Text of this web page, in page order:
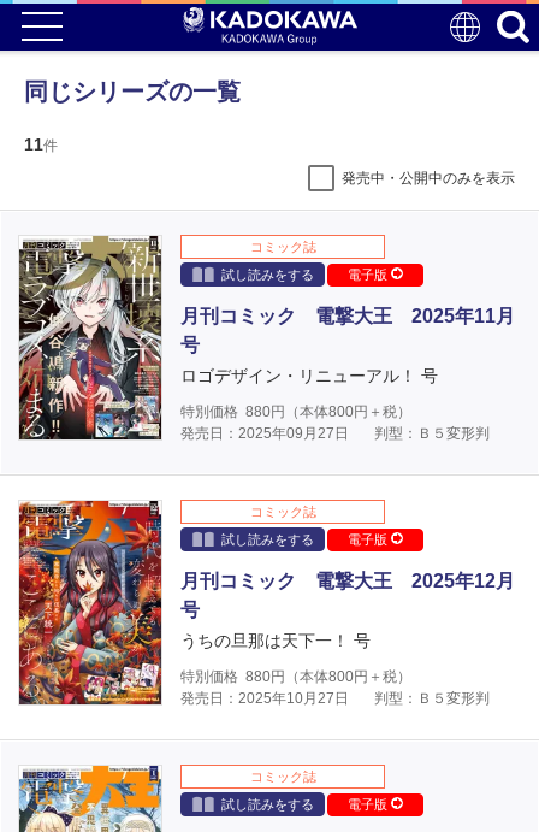
同じシリーズの一覧
11件
発売中・公開中のみを表示
コミック誌
試し読みをする
電子版
月刊コミック 電撃大王 2025年11月
号
ロゴデザイン・リニューアル！ 号
特別価格 880円（本体800円＋税）
発売日：2025年09月27日
判型：Ｂ５変形判
コミック誌
試し読みをする
電子版
月刊コミック 電撃大王 2025年12月
号
うちの旦那は天下一！ 号
特別価格 880円（本体800円＋税）
発売日：2025年10月27日
判型：Ｂ５変形判
コミック誌
試し読みをする
電子版